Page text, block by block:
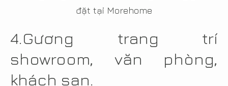
đặt tại Morehome
4.Gương trang trí
showroom, văn phòng,
khách sạn.